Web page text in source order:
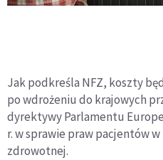
Jak podkreśla NFZ, koszty
po wdrożeniu do krajowych
dyrektywy Parlamentu
r. w sprawie praw pacjentów
zdrowotnej.